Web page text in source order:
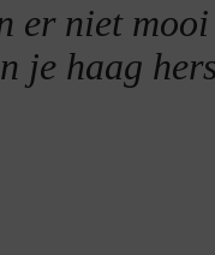
er niet
je haag